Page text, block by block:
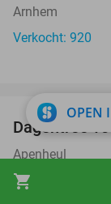
shopping_cart
Arnhem
Verkocht: 920
Dagentree
Apenheul
Apeldoorn
OPEN